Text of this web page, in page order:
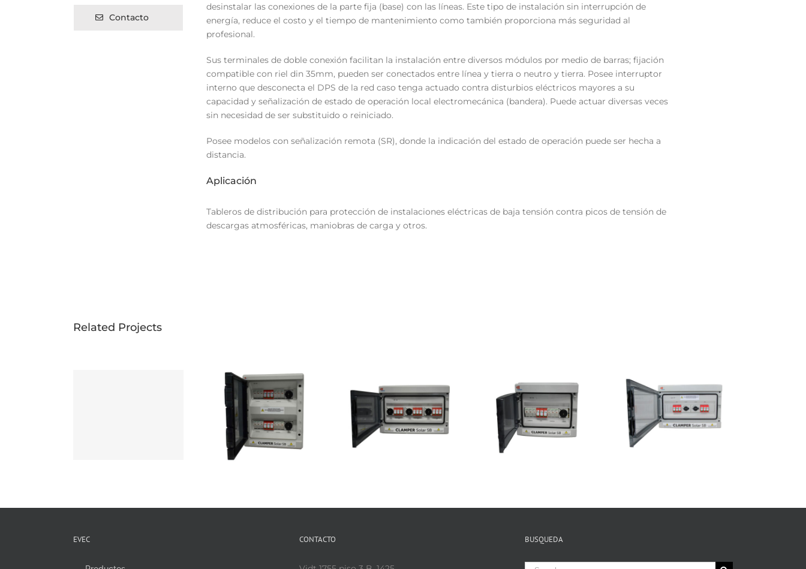
Contacto
desinstalar las conexiones de la parte fija (base) con las líneas. Este tipo de instalación sin interrupción de
energía, reduce el costo y el tiempo de mantenimiento como también proporciona más seguridad al
profesional.
Sus terminales de doble conexión facilitan la instalación entre diversos módulos por medio de barras; fijación
compatible con riel din 35mm, pueden ser conectados entre línea y tierra o neutro y tierra. Posee interruptor
interno que desconecta el DPS de la red caso tenga actuado contra disturbios eléctricos mayores a su
capacidad y señalización de estado de operación local electromecánica (bandera). Puede actuar diversas veces
sin necesidad de ser substituido o reiniciado.
Posee modelos con señalización remota (SR), donde la indicación del estado de operación puede ser hecha a
distancia.
Aplicación
Tableros de distribución para protección de instalaciones eléctricas de baja tensión contra picos de tensión de
descargas atmosféricas, maniobras de carga y otros.
Related Projects
EVEC CONTACTO BUSQUEDA